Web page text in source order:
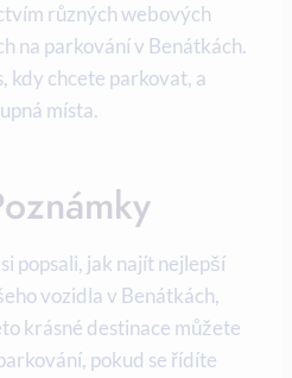
různých webových
na parkování v Benátkách.
kdy chcete parkovat, a
místa.
popsali, jak najít nejlepší
vozidla v Benátkách,
krásné destinace můžete
pokud se řídíte